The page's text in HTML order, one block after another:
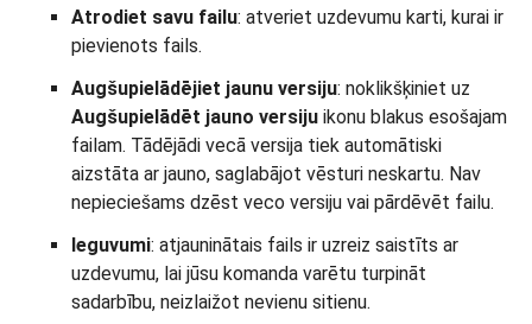
Atrodiet savu failu: atveriet uzdevumu karti, kurai ir
pievienots fails.
Augšupielādējiet jaunu versiju: noklikšķiniet uz
Augšupielādēt jauno versiju ikonu blakus esošajam
failam. Tādējādi vecā versija tiek automātiski
aizstāta ar jauno, saglabājot vēsturi neskartu. Nav
nepieciešams dzēst veco versiju vai pārdēvēt failu.
Ieguvumi: atjauninātais fails ir uzreiz saistīts ar
uzdevumu, lai jūsu komanda varētu turpināt
sadarbību, neizlaižot nevienu sitienu.